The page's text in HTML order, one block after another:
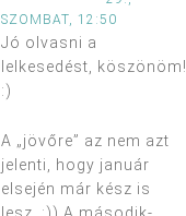
SZOMBAT, 12:50
Jó olvasni a
lelkesedést, köszönöm!
:)
A „jövőre” az nem azt
jelenti, hogy január
elsején már kész is
lesz. :)) A második-